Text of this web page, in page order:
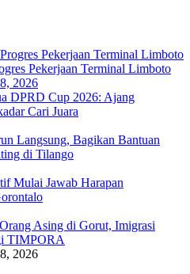
Pekerjaan Terminal Limboto
2026
DPRD Cup 2026: Ajang
Cari Juara
Langsung, Bagikan Bantuan
di Tilango
Mulai Jawab Harapan
Asing di Gorut, Imigrasi
TIMPORA
2026